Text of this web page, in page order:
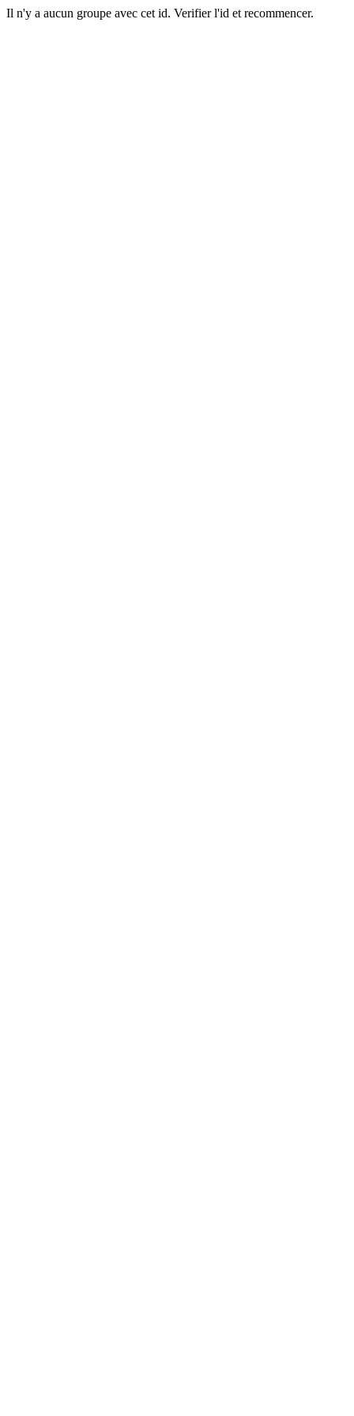
Il n'y a aucun groupe avec cet id. Verifier l'id et recommencer.